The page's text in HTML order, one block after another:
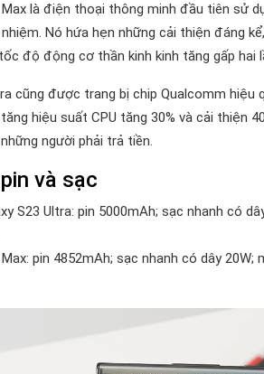
là điện thoại thông minh đầu tiên sử
Nó hứa hẹn những cải thiện đáng
độ động cơ thần kinh kinh tăng gấp hai
cũng được trang bị chip Qualcomm hiệu
hiệu suất CPU tăng 30% và cải thiện
người phải trả tiền.
và sạc
S23 Ultra: pin 5000mAh; sạc nhanh có
pin 4852mAh; sạc nhanh có dây 20W;